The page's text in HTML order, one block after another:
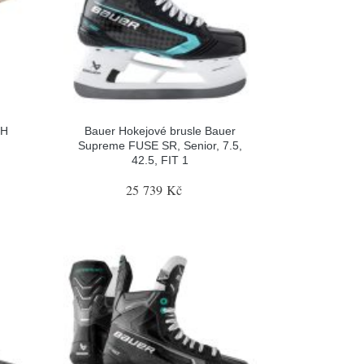
Bauer Hokejové brusle Bauer
Supreme FUSE SR, Senior, 7.5,
42.5, FIT 1
25 739 Kč